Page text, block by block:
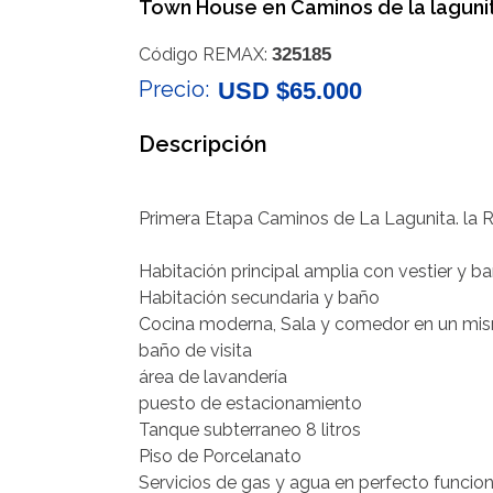
Town House en Caminos de la
Código REMAX: 325185
Precio: USD $65.000
Descripción
Primera Etapa Caminos de La Lagunita. la
‎Habitación principal amplia con vestier y
‎Habitación secundaria y baño
Cocina moderna, Sala y comedor en un
‎baño de visita
‎área de lavandería
‎puesto de estacionamiento
‎Tanque subterraneo 8 litros
‎Piso de Porcelanato
‎Servicios de gas y agua en perfecto